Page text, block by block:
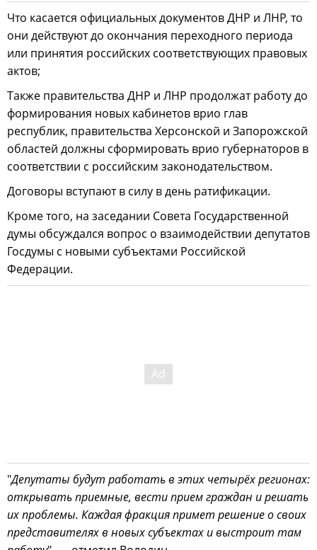
Что касается официальных документов ДНР и ЛНР, то
они действуют до окончания переходного периода
или принятия российских соответствующих правовых
актов;
Также правительства ДНР и ЛНР продолжат работу до
формирования новых кабинетов врио глав
республик, правительства Херсонской и Запорожской
областей должны сформировать врио губернаторов в
соответствии с российским законодательством.
Договоры вступают в силу в день ратификации.
Кроме того, на заседании Совета Государственной
думы обсуждался вопрос о взаимодействии депутатов
Госдумы с новыми субъектами Российской
Федерации.
"Депутаты будут работать в этих четырёх регионах:
открывать приемные, вести прием граждан и решать
их проблемы. Каждая фракция примет решение о своих
представителях в новых субъектах и выстроит там